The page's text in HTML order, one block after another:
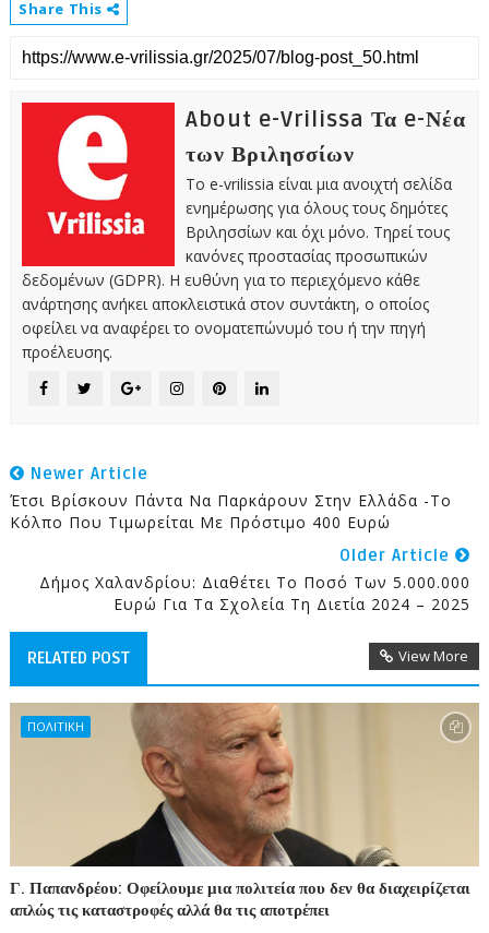
Share This
About e-Vrilissa Τα e-Νέα
των Βριλησσίων
Το e-vrilissia είναι μια ανοιχτή σελίδα
ενημέρωσης για όλους τους δημότες
Βριλησσίων και όχι μόνο. Τηρεί τους
κανόνες προστασίας προσωπικών
δεδομένων (GDPR). Η ευθύνη για το περιεχόμενο κάθε
ανάρτησης ανήκει αποκλειστικά στον συντάκτη, ο οποίος
οφείλει να αναφέρει το ονοματεπώνυμό του ή την πηγή
προέλευσης.
Newer Article
Έτσι Βρίσκουν Πάντα Να Παρκάρουν Στην Ελλάδα -Το
Κόλπο Που Τιμωρείται Με Πρόστιμο 400 Ευρώ
Older Article
Δήμος Χαλανδρίου: Διαθέτει Το Ποσό Των 5.000.000
Ευρώ Για Τα Σχολεία Τη Διετία 2024 – 2025
RELATED POST View More
ΠΟΛΙΤΙΚΗ
Γ. Παπανδρέου: Οφείλουμε μια πολιτεία που δεν θα διαχειρίζεται
απλώς τις καταστροφές αλλά θα τις αποτρέπει